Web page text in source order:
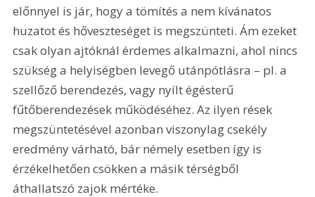
előnnyel is jár, hogy a tömítés a nem kívánatos
huzatot és hőveszteséget is megszünteti. Ám ezeket
csak olyan ajtóknál érdemes alkalmazni, ahol nincs
szükség a helyiségben levegő utánpótlásra – pl. a
szellőző berendezés, vagy nyílt égésterű
fűtőberendezések működéséhez. Az ilyen rések
megszüntetésével azonban viszonylag csekély
eredmény várható, bár némely esetben így is
érzékelhetően csökken a másik térségből
áthallatszó zajok mértéke.